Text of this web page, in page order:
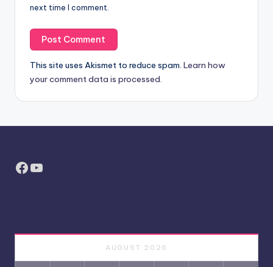
next time I comment.
This site uses Akismet to reduce spam. Learn how
your comment data is processed.
Facebook
YouTube
AUGUST 2026